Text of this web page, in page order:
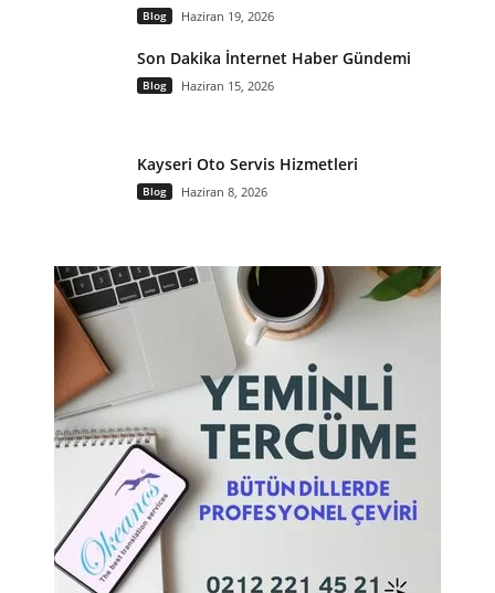
Blog Haziran 19, 2026
Son Dakika İnternet Haber Gündemi
Blog Haziran 15, 2026
Kayseri Oto Servis Hizmetleri
Blog Haziran 8, 2026